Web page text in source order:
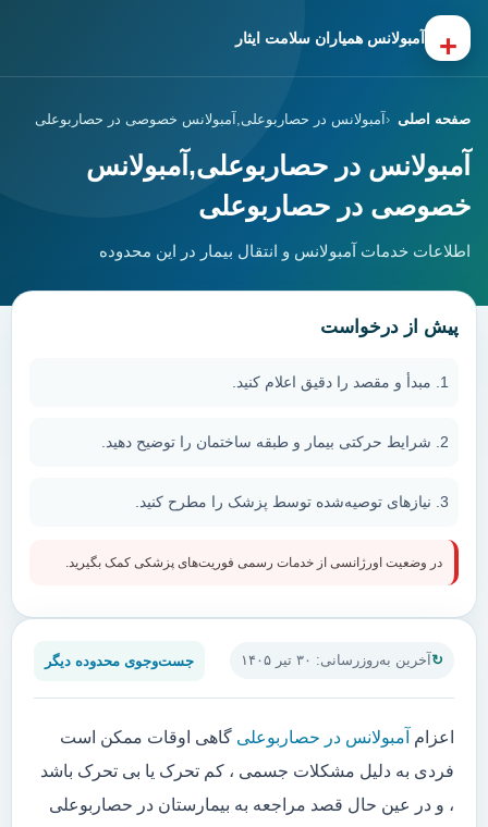
+ آمبولانس همیاران سلامت ایثار
صفحه اصلی آمبولانس در حصاربوعلی,آمبولانس خصوصی در حصاربوعلی
آمبولانس در حصاربوعلی,آمبولانس
خصوصی در حصاربوعلی
اطلاعات خدمات آمبولانس و انتقال بیمار در این محدوده
آخرین به‌روزرسانی: ۳۰ تیر ۱۴۰۵ جست‌وجوی محدوده دیگر
اعزام آمبولانس در حصاربوعلی گاهی اوقات ممکن است
فردی به دلیل مشکلات جسمی ، کم تحرک یا بی تحرک باشد
، و در عین حال قصد مراجعه به بیمارستان در حصاربوعلی
پیش از درخواست
مبدأ و مقصد را دقیق اعلام کنید.
شرایط حرکتی بیمار و طبقه ساختمان را توضیح دهید.
نیازهای توصیه‌شده توسط پزشک را مطرح کنید.
در وضعیت اورژانسی از خدمات رسمی فوریت‌های پزشکی کمک بگیرید.